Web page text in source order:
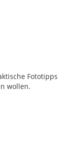
Fototipps
wollen.